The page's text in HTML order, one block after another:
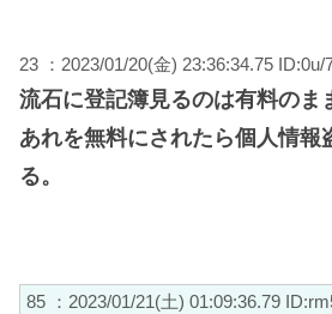
23 ：2023/01/20(金) 23:36:34.75 ID:0u/
流石に登記簿見るのは有料のま
あれを無料にされたら個人情報
る。
85 ：2023/01/21(土) 01:09:36.79